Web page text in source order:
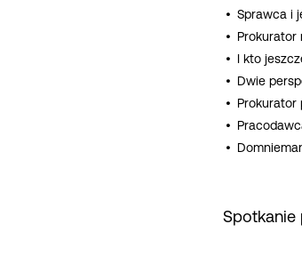
Sprawca i
Prokurator
I kto
Dwie
Prokurator
Spotkanie